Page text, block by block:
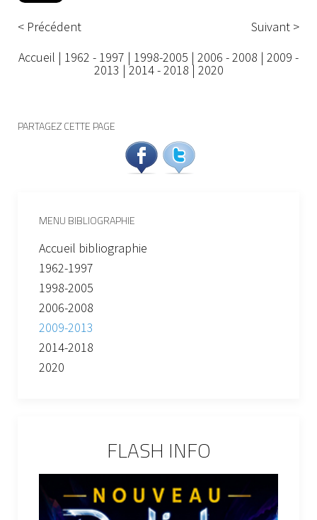
< Précédent
Suivant >
Accueil | 1962 - 1997 | 1998-2005 | 2006 - 2008 | 2009 -
2013 | 2014 - 2018 | 2020
PARTAGEZ CETTE PAGE
MENU BIBLIOGRAPHIE
Accueil bibliographie
1962-1997
1998-2005
2006-2008
2009-2013
2014-2018
2020
FLASH INFO